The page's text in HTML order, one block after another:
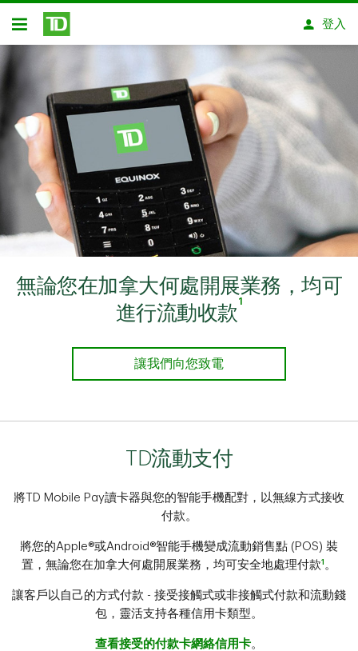
略過進入主要內容
開放式房屋貸款
登入
無論您在加拿大何處開展業務，均可
進行流動收款
1
讓我們向您致電
TD流動支付
將TD Mobile Pay讀卡器與您的智能手機配對，以無線方式接收
付款。
將您的Apple®或Android®智能手機變成流動銷售點 (POS) 裝
置，無論您在加拿大何處開展業務，均可安全地處理付款1 。
讓客戶以自己的方式付款 - 接受接觸式或非接觸式付款和流動錢
包，靈活支持各種信用卡類型。
查看接受的付款卡網絡信用卡。